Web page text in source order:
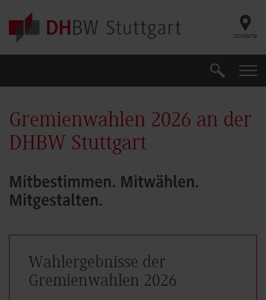
Skip to main content
Standorte
Suche
Gremienwahlen 2026 an der
DHBW Stuttgart
Mitbestimmen. Mitwählen.
Mitgestalten.
Wahlergebnisse der
Gremienwahlen 2026